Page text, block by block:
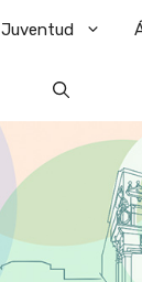
Juventud